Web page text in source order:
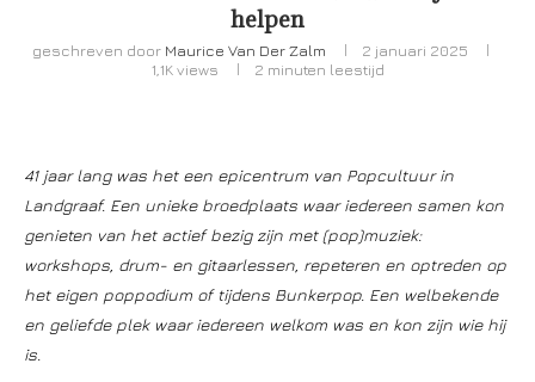
helpen
geschreven door Maurice Van Der Zalm
2 januari 2025
1,1K views 2 minuten leestijd
41 jaar lang was het een epicentrum van Popcultuur in
Landgraaf. Een unieke broedplaats waar iedereen samen kon
genieten van het actief bezig zijn met (pop)muziek:
workshops, drum- en gitaarlessen, repeteren en optreden op
het eigen poppodium of tijdens Bunkerpop. Een welbekende
en geliefde plek waar iedereen welkom was en kon zijn wie hij
is.